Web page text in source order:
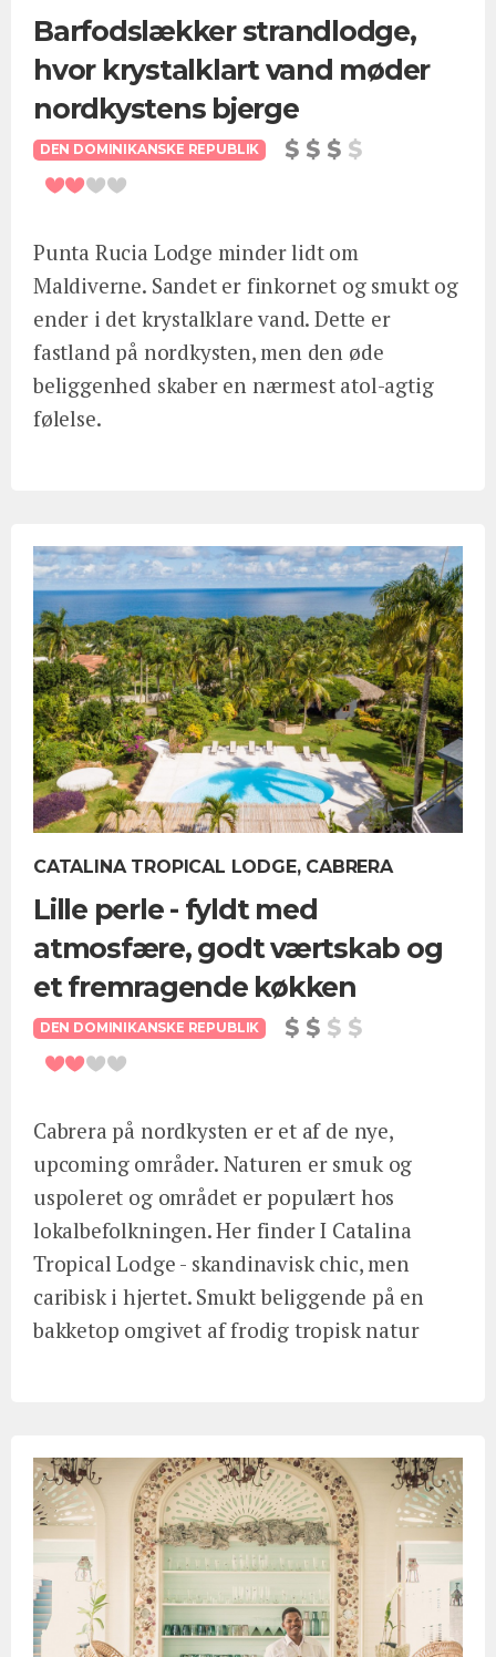
Barfodslækker strandlodge,
hvor krystalklart vand møder
nordkystens bjerge
DEN DOMINIKANSKE REPUBLIK
Punta Rucia Lodge minder lidt om
Maldiverne. Sandet er finkornet og smukt og
ender i det krystalklare vand. Dette er
fastland på nordkysten, men den øde
beliggenhed skaber en nærmest atol-agtig
følelse.
CATALINA TROPICAL LODGE, CABRERA
Lille perle - fyldt med
atmosfære, godt værtskab og
et fremragende køkken
DEN DOMINIKANSKE REPUBLIK
Cabrera på nordkysten er et af de nye,
upcoming områder. Naturen er smuk og
uspoleret og området er populært hos
lokalbefolkningen. Her finder I Catalina
Tropical Lodge - skandinavisk chic, men
caribisk i hjertet. Smukt beliggende på en
bakketop omgivet af frodig tropisk natur